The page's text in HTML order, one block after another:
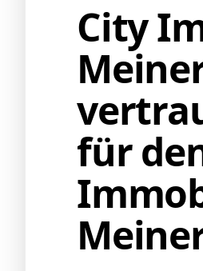
City
für